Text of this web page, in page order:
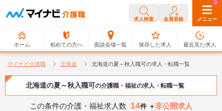
求人検索 会員登録 メニュー
ホーム 初めての方へ 面談会場一覧
0
保存した求人
0
最近見た求人
マイナビ介護職 北海道 北海道の夏～秋入職可の求人・転職一覧
北海道の夏～秋入職可の介護職・福祉の求人・転職一覧
この条件の介護・福祉求人数 14件 ＋非公開求人